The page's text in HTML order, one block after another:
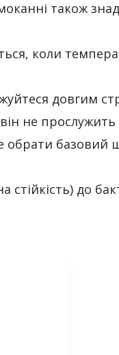
також
коли
довгим
не прослужить
базовий
до